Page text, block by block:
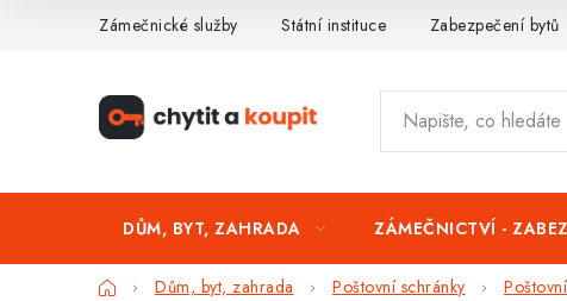
Zámečnické služby Státní instituce Zabezpečení bytů
DŮM, BYT, ZAHRADA ZÁMEČNICTVÍ -
DomůDům, byt, zahrada Poštovní schránky